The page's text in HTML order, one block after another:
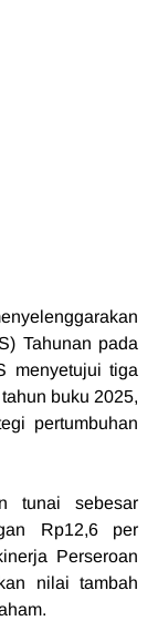
Tahunan pada
menyetujui tiga
buku 2025,
pertumbuhan
tunai sebesar
Rp12,6 per
Perseroan
nilai tambah